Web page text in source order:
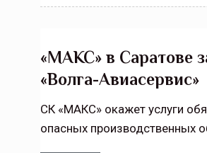
«МАКС» в Саратове
«Волга-Авиасервис»
СК «МАКС» окажет услуги
опасных производственных